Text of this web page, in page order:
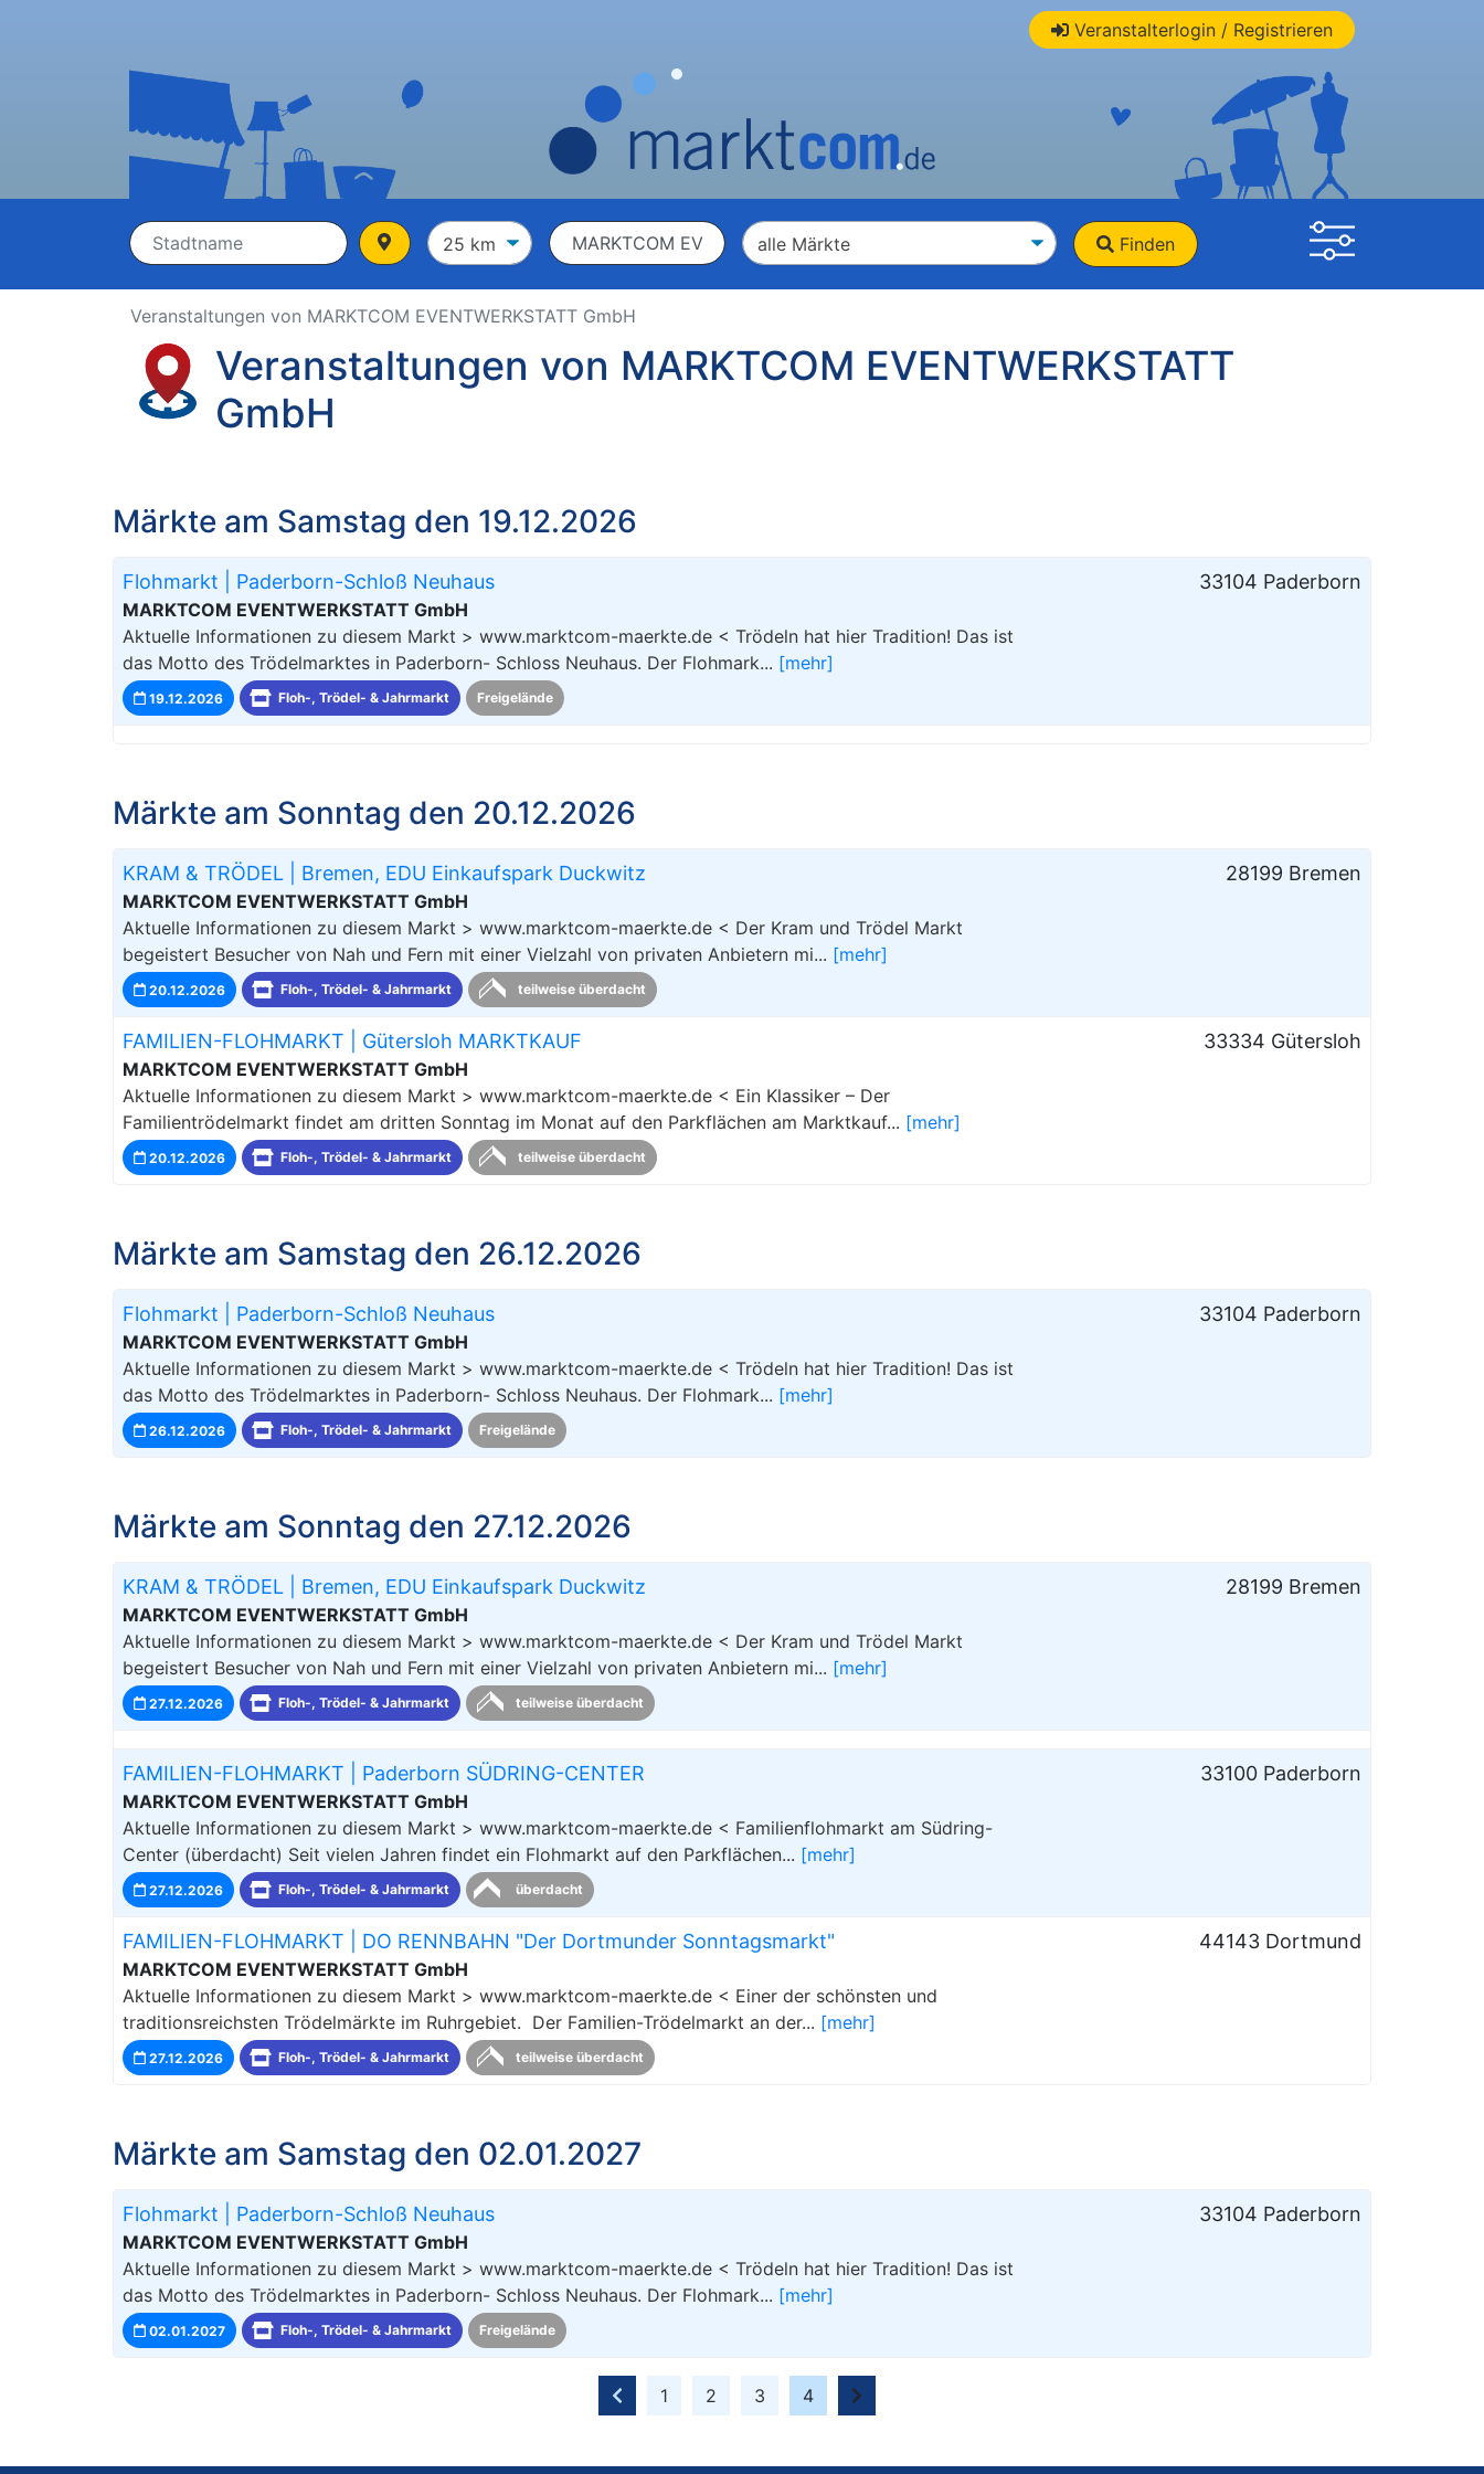
Veranstalterlogin / Registrieren
Finden
Veranstaltungen von MARKTCOM EVENTWERKSTATT GmbH
Veranstaltungen von MARKTCOM EVENTWERKSTATT
GmbH
Märkte am Samstag den 19.12.2026
Flohmarkt | Paderborn-Schloß Neuhaus
MARKTCOM EVENTWERKSTATT GmbH
Aktuelle Informationen zu diesem Markt > www.marktcom-maerkte.de < Trödeln hat hier Tradition! Das ist
das Motto des Trödelmarktes in Paderborn- Schloss Neuhaus. Der Flohmark... [mehr]
33104 Paderborn
19.12.2026 Floh-, Trödel- & Jahrmarkt Freigelände
Märkte am Sonntag den 20.12.2026
KRAM & TRÖDEL | Bremen, EDU Einkaufspark Duckwitz
MARKTCOM EVENTWERKSTATT GmbH
Aktuelle Informationen zu diesem Markt > www.marktcom-maerkte.de < Der Kram und Trödel Markt
begeistert Besucher von Nah und Fern mit einer Vielzahl von privaten Anbietern mi... [mehr]
28199 Bremen
20.12.2026 Floh-, Trödel- & Jahrmarkt teilweise überdacht
FAMILIEN-FLOHMARKT | Gütersloh MARKTKAUF
MARKTCOM EVENTWERKSTATT GmbH
Aktuelle Informationen zu diesem Markt > www.marktcom-maerkte.de < Ein Klassiker – Der
Familientrödelmarkt findet am dritten Sonntag im Monat auf den Parkflächen am Marktkauf... [mehr]
33334 Gütersloh
20.12.2026 Floh-, Trödel- & Jahrmarkt teilweise überdacht
Märkte am Samstag den 26.12.2026
Flohmarkt | Paderborn-Schloß Neuhaus
MARKTCOM EVENTWERKSTATT GmbH
Aktuelle Informationen zu diesem Markt > www.marktcom-maerkte.de < Trödeln hat hier Tradition! Das ist
das Motto des Trödelmarktes in Paderborn- Schloss Neuhaus. Der Flohmark... [mehr]
33104 Paderborn
26.12.2026 Floh-, Trödel- & Jahrmarkt Freigelände
Märkte am Sonntag den 27.12.2026
KRAM & TRÖDEL | Bremen, EDU Einkaufspark Duckwitz
MARKTCOM EVENTWERKSTATT GmbH
Aktuelle Informationen zu diesem Markt > www.marktcom-maerkte.de < Der Kram und Trödel Markt
begeistert Besucher von Nah und Fern mit einer Vielzahl von privaten Anbietern mi... [mehr]
28199 Bremen
27.12.2026 Floh-, Trödel- & Jahrmarkt teilweise überdacht
FAMILIEN-FLOHMARKT | Paderborn SÜDRING-CENTER
MARKTCOM EVENTWERKSTATT GmbH
Aktuelle Informationen zu diesem Markt > www.marktcom-maerkte.de < Familienflohmarkt am Südring-
Center (überdacht) Seit vielen Jahren findet ein Flohmarkt auf den Parkflächen... [mehr]
33100 Paderborn
27.12.2026 Floh-, Trödel- & Jahrmarkt überdacht
FAMILIEN-FLOHMARKT | DO RENNBAHN "Der Dortmunder Sonntagsmarkt"
MARKTCOM EVENTWERKSTATT GmbH
Aktuelle Informationen zu diesem Markt > www.marktcom-maerkte.de < Einer der schönsten und
traditionsreichsten Trödelmärkte im Ruhrgebiet. Der Familien-Trödelmarkt an der... [mehr]
44143 Dortmund
27.12.2026 Floh-, Trödel- & Jahrmarkt teilweise überdacht
Märkte am Samstag den 02.01.2027
Flohmarkt | Paderborn-Schloß Neuhaus
MARKTCOM EVENTWERKSTATT GmbH
Aktuelle Informationen zu diesem Markt > www.marktcom-maerkte.de < Trödeln hat hier Tradition! Das ist
das Motto des Trödelmarktes in Paderborn- Schloss Neuhaus. Der Flohmark... [mehr]
33104 Paderborn
02.01.2027 Floh-, Trödel- & Jahrmarkt Freigelände
1 2 3 4